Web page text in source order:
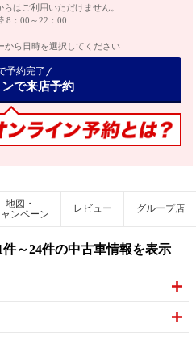
はご利用いただけません。
8：00～22：00
から日時を選択してください
予約完了
で来店予約
地図・
ンペーン
レビュー グループ店
件～24件の中古車情報を表示